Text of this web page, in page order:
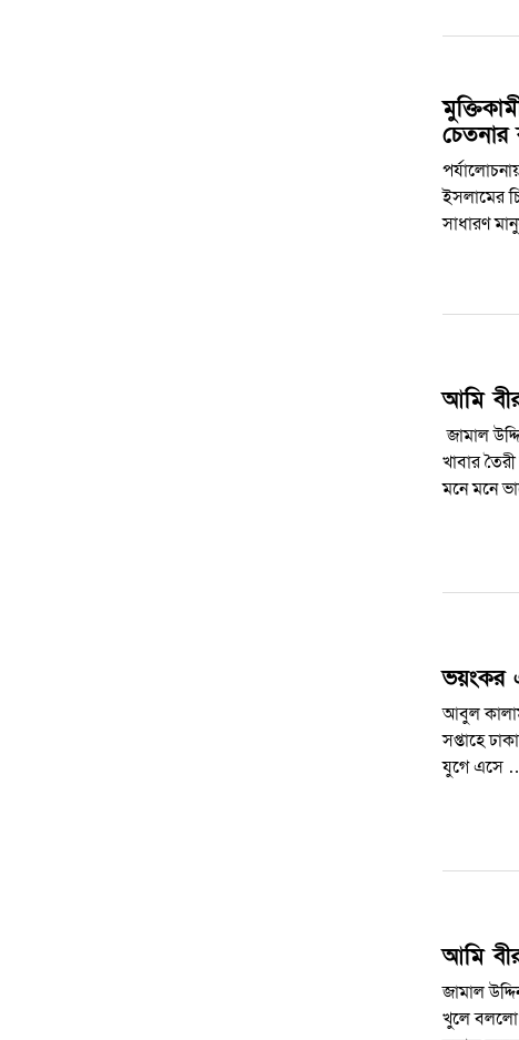
চেতনার
ইসলামের
সাধারণ
আমি
জামাল
খাবার
মনে মনে
ভয়ংকর
আবুল
সপ্তাহে
যুগে এসে
আমি
জামাল
খুলে বললো